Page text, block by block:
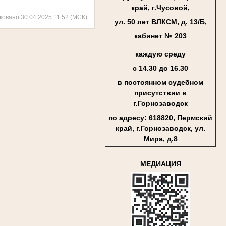
край, г.Чусовой,
ул. 50 лет ВЛКСМ, д. 13/Б,
кабинет № 203
каждую среду
с 14.30 до 16.30
в постоянном судебном
присутствии в
г.Горнозаводск
по адресу: 618820, Пермский
край, г.Горнозаводск, ул.
Мира, д.8
МЕДИАЦИЯ
30.04.2025 11:52 (МСК)